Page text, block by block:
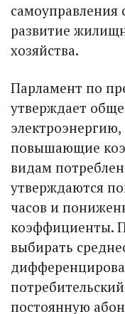
самоуправления
развитие
хозяйства.
Парламент по
утверждает
повышающие
видам
утверждаются
часов и
коэффициенты.
выбирать
постоянную